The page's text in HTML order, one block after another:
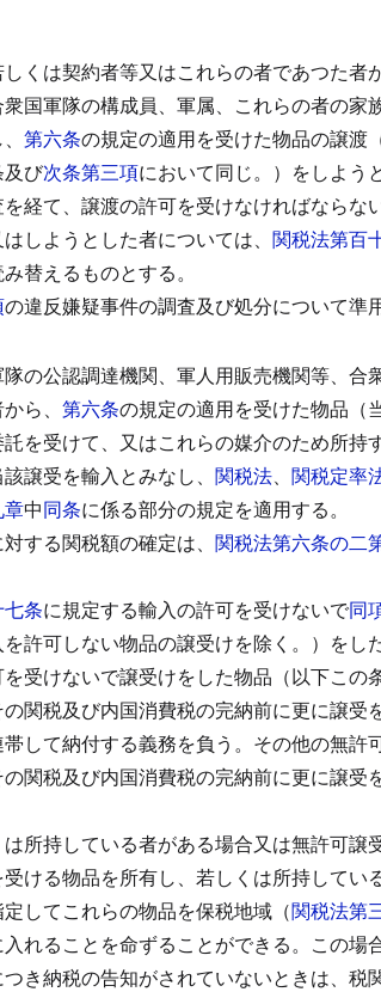
くは契約者等又はこれらの者であつた者
国軍隊の構成員、軍属、これらの者の家
第六条の規定の適用を受けた物品の譲渡
び次条第三項において同じ。）をしよう
経て、譲渡の許可を受けなければならない
しようとした者については、 関税法第百
替えるものとする。
の違反嫌疑事件の調査及び処分について準
の公認調達機関、軍人用販売機関等、合
ら、 第六条の規定の適用を受けた物品（
を受けて、又はこれらの媒介のため所持
譲受を輸入とみなし、 関税法、 関税定率
章中同条に係る部分の規定を適用する。
する関税額の確定は、 関税法第六条の二
条に規定する輸入の許可を受けないで同
許可しない物品の譲受けを除く。）をし
受けないで譲受けをした物品（以下この
関税及び内国消費税の完納前に更に譲受
して納付する義務を負う。 その他の無許
関税及び内国消費税の完納前に更に譲受
所持している者がある場合又は無許可譲
ける物品を所有し、若しくは所持してい
してこれらの物品を保税地域（関税法第
れることを命ずることができる。 この場
き納税の告知がされていないときは、税